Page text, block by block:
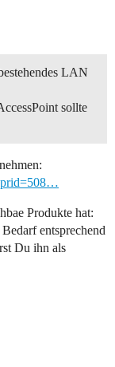
LAN
sollte
Produkte hat:
entsprechend
Du ihn als